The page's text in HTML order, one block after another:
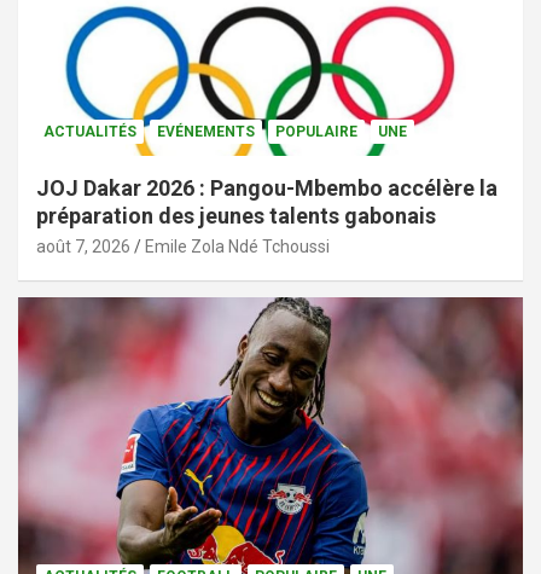
ACTUALITÉS EVÉNEMENTS POPULAIRE UNE
JOJ Dakar 2026 : Pangou-Mbembo accélère la
préparation des jeunes talents gabonais
août 7, 2026 Emile Zola Ndé Tchoussi